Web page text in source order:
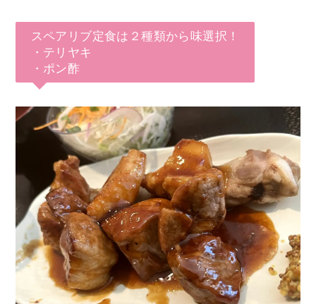
スペアリブ定食は２種類から味選択！
・テリヤキ
・ポン酢